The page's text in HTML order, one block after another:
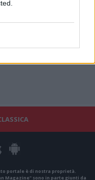
portale è di nostra proprietà.
Magazine" sono in parte giunti da